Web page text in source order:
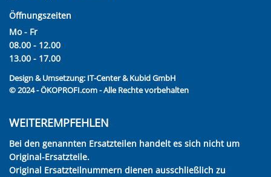
Öffnungszeiten
Mo - Fr
08.00 - 12.00
13.00 - 17.00
Design & Umsetzung: IT-Center & Kubid GmbH
© 2024 - ÖKOPROFI.com - Alle Rechte vorbehalten
WEITEREMPFEHLEN
Bei den genannten Ersatzteilen handelt es sich nicht um
Original-Ersatzteile.
Original Ersatzteilnummern dienen ausschließlich zu